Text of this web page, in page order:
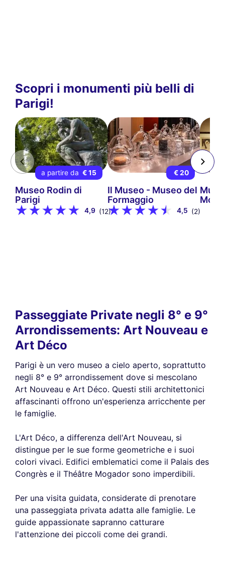
Scopri i monumenti più belli di
Parigi!
a partire da € 15
Museo Rodin di
Parigi
4,9 (12)
€ 20
Il Museo - Museo del
Formaggio
4,5 (2)
Passeggiate Private negli 8° e 9°
Arrondissements: Art Nouveau e
Art Déco
Parigi è un vero museo a cielo aperto, soprattutto
negli 8° e 9° arrondissement dove si mescolano
Art Nouveau e Art Déco. Questi stili architettonici
affascinanti offrono un'esperienza arricchente per
le famiglie.
L'Art Déco, a differenza dell'Art Nouveau, si
distingue per le sue forme geometriche e i suoi
colori vivaci. Edifici emblematici come il Palais des
Congrès e il Théâtre Mogador sono imperdibili.
Per una visita guidata, considerate di prenotare
una passeggiata privata adatta alle famiglie. Le
guide appassionate sapranno catturare
l'attenzione dei piccoli come dei grandi.